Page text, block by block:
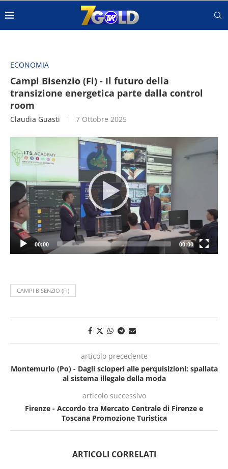
ECONOMIA
Campi Bisenzio (Fi) - Il futuro della
transizione energetica parte dalla control
room
Claudia Guasti 7 Ottobre 2025
Player
00:00 00:00
CAMPI BISENZIO (FI)
articolo precedente
Montemurlo (Po) - Dagli scioperi alle perquisizioni: spallata
al sistema illegale della moda
articolo successivo
Firenze - Accordo tra Mercato Centrale di Firenze e
Toscana Promozione Turistica
ARTICOLI CORRELATI